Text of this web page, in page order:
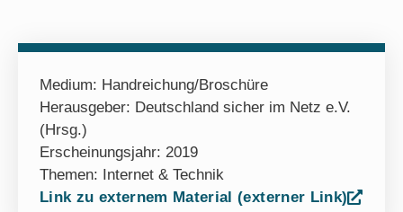
Medium: Handreichung/Broschüre
Herausgeber: Deutschland sicher im Netz e.V.
(Hrsg.)
Erscheinungsjahr: 2019
Themen:
Internet & Technik
Link zu externem Material (externer Link)